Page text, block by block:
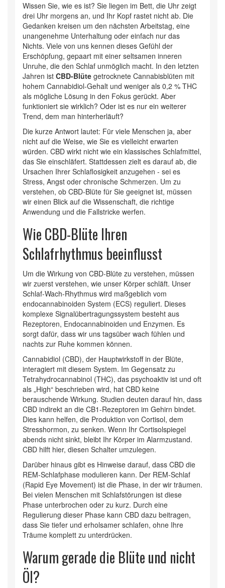
Wissen Sie, wie es ist? Sie liegen im Bett, die Uhr zeigt
drei Uhr morgens an, und Ihr Kopf rastet nicht ab. Die
Gedanken kreisen um den nächsten Arbeitstag, eine
unangenehme Unterhaltung oder einfach nur das
Nichts. Viele von uns kennen dieses Gefühl der
Erschöpfung, gepaart mit einer seltsamen inneren
Unruhe, die den Schlaf unmöglich macht. In den letzten
Jahren ist CBD-Blüte getrocknete Cannabisblüten mit
hohem Cannabidiol-Gehalt und weniger als 0,2 % THC
als mögliche Lösung in den Fokus gerückt. Aber
funktioniert sie wirklich? Oder ist es nur ein weiterer
Trend, dem man hinterherläuft?
Die kurze Antwort lautet: Für viele Menschen ja, aber
nicht auf die Weise, wie Sie es vielleicht erwarten
würden. CBD wirkt nicht wie ein klassisches Schlafmittel,
das Sie einschläfert. Stattdessen zielt es darauf ab, die
Ursachen Ihrer Schlaflosigkeit anzugehen - sei es
Stress, Angst oder chronische Schmerzen. Um zu
verstehen, ob CBD-Blüte für Sie geeignet ist, müssen
wir einen Blick auf die Wissenschaft, die richtige
Anwendung und die Fallstricke werfen.
Wie CBD-Blüte Ihren
Schlafrhythmus beeinflusst
Um die Wirkung von CBD-Blüte zu verstehen, müssen
wir zuerst verstehen, wie unser Körper schläft. Unser
Schlaf-Wach-Rhythmus wird maßgeblich vom
endocannabinoiden System (ECS) reguliert. Dieses
komplexe Signalübertragungssystem besteht aus
Rezeptoren, Endocannabinoiden und Enzymen. Es
sorgt dafür, dass wir uns tagsüber wach fühlen und
nachts zur Ruhe kommen können.
Cannabidiol (CBD), der Hauptwirkstoff in der Blüte,
interagiert mit diesem System. Im Gegensatz zu
Tetrahydrocannabinol (THC), das psychoaktiv ist und oft
als „High“ beschrieben wird, hat CBD keine
berauschende Wirkung. Studien deuten darauf hin, dass
CBD indirekt an die CB1-Rezeptoren im Gehirn bindet.
Dies kann helfen, die Produktion von Cortisol, dem
Stresshormon, zu senken. Wenn Ihr Cortisolspiegel
abends nicht sinkt, bleibt Ihr Körper im Alarmzustand.
CBD hilft hier, diesen Schalter umzulegen.
Darüber hinaus gibt es Hinweise darauf, dass CBD die
REM-Schlafphase modulieren kann. Der REM-Schlaf
(Rapid Eye Movement) ist die Phase, in der wir träumen.
Bei vielen Menschen mit Schlafstörungen ist diese
Phase unterbrochen oder zu kurz. Durch eine
Regulierung dieser Phase kann CBD dazu beitragen,
dass Sie tiefer und erholsamer schlafen, ohne Ihre
Träume komplett zu unterdrücken.
Warum gerade die Blüte und nicht
Öl?